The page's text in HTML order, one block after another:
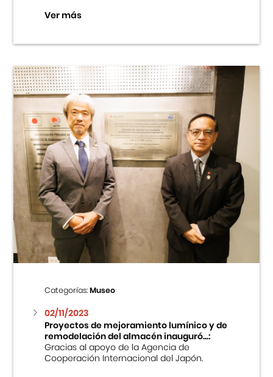
Ver más
Categorías:Museo
02/11/2023
Proyectos de mejoramiento lumínico y de
remodelación del almacén inauguró...:
Gracias al apoyo de la Agencia de
Cooperación Internacional del Japón.